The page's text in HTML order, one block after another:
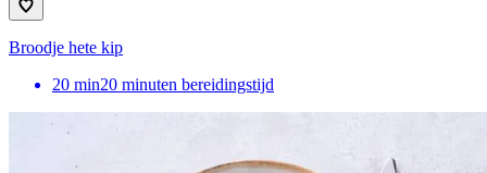
Broodje hete kip
20 min20 minuten bereidingstijd